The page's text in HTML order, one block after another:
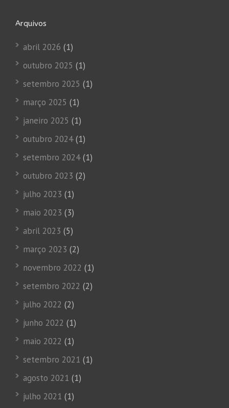
Arquivos
abril 2026 (1)
outubro 2025 (1)
setembro 2025 (1)
março 2025 (1)
janeiro 2025 (1)
outubro 2024(1)
setembro 2024(1)
outubro 2023 (2)
julho 2023 (1)
maio 2023 (3)
abril 2023 (5)
março 2023 (2)
novembro 2022 (1)
setembro 2022 (2)
julho 2022 (2)
junho 2022 (1)
maio 2022 (1)
setembro 2021 (1)
agosto 2021 (1)
julho 2021 (1)